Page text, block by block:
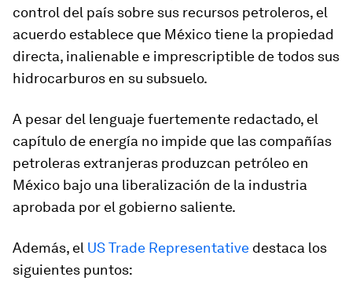
control del país sobre sus recursos petroleros, el
acuerdo establece que México tiene la propiedad
directa, inalienable e imprescriptible de todos sus
hidrocarburos en su subsuelo.
A pesar del lenguaje fuertemente redactado, el
capítulo de energía no impide que las compañías
petroleras extranjeras produzcan petróleo en
México bajo una liberalización de la industria
aprobada por el gobierno saliente.
Además, el US Trade Representative destaca los
siguientes puntos: